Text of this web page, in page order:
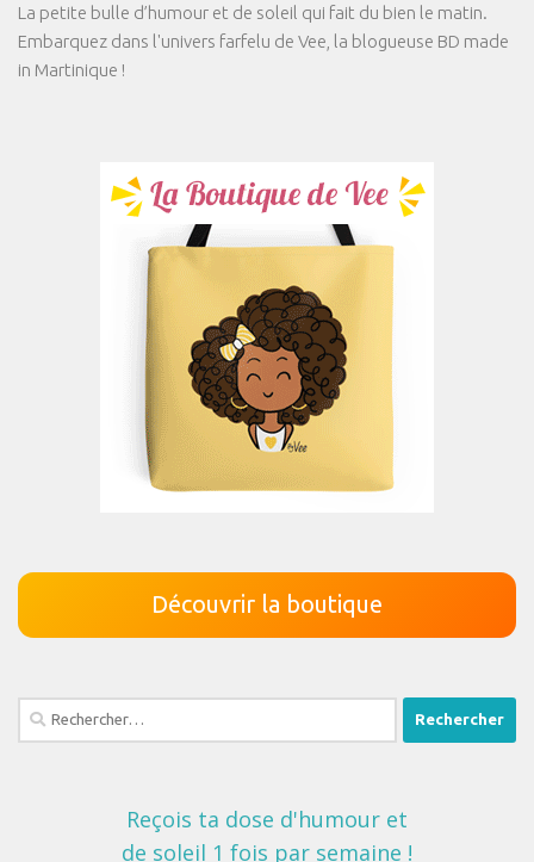
La petite bulle d’humour et de soleil qui fait du bien le matin.
Embarquez dans l'univers farfelu de Vee, la blogueuse BD made
in Martinique !
Découvrir la boutique
Rechercher :